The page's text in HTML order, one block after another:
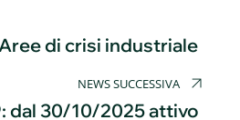
di crisi industriale
NEWS SUCCESSIVA
dal 30/10/2025 attivo